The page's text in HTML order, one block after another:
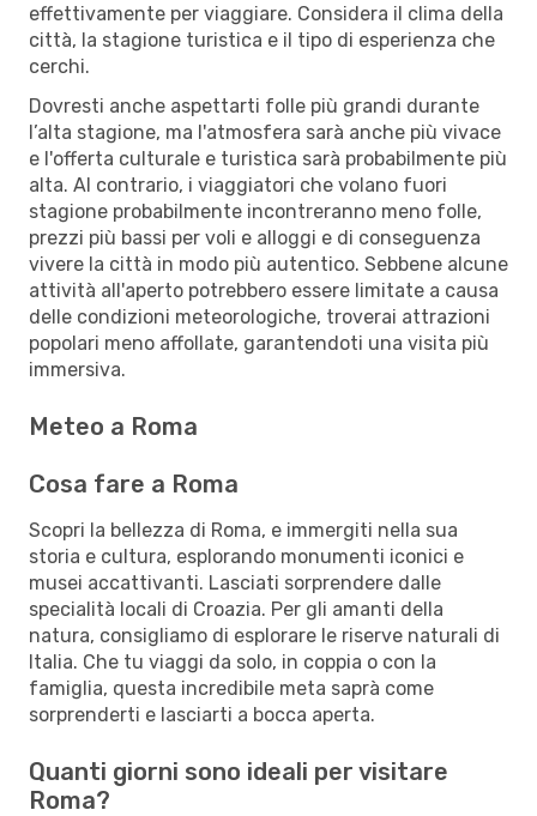
effettivamente per viaggiare. Considera il clima della
città, la stagione turistica e il tipo di esperienza che
cerchi.
Dovresti anche aspettarti folle più grandi durante
l’alta stagione, ma l'atmosfera sarà anche più vivace
e l'offerta culturale e turistica sarà probabilmente più
alta. Al contrario, i viaggiatori che volano fuori
stagione probabilmente incontreranno meno folle,
prezzi più bassi per voli e alloggi e di conseguenza
vivere la città in modo più autentico. Sebbene alcune
attività all'aperto potrebbero essere limitate a causa
delle condizioni meteorologiche, troverai attrazioni
popolari meno affollate, garantendoti una visita più
immersiva.
Meteo a Roma
Cosa fare a Roma
Scopri la bellezza di Roma, e immergiti nella sua
storia e cultura, esplorando monumenti iconici e
musei accattivanti. Lasciati sorprendere dalle
specialità locali di Croazia. Per gli amanti della
natura, consigliamo di esplorare le riserve naturali di
Italia. Che tu viaggi da solo, in coppia o con la
famiglia, questa incredibile meta saprà come
sorprenderti e lasciarti a bocca aperta.
Quanti giorni sono ideali per visitare
Roma?